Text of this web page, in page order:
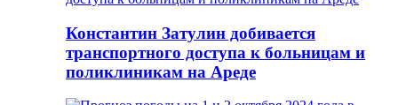
Константин Затулин добивается
транспортного доступа к больницам и
поликлиникам на Ареде